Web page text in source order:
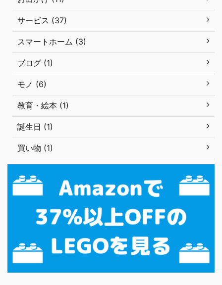
サービス (37)
スマートホーム (3)
ブログ (1)
モノ (6)
教育・絵本 (1)
誕生日 (1)
買い物 (1)